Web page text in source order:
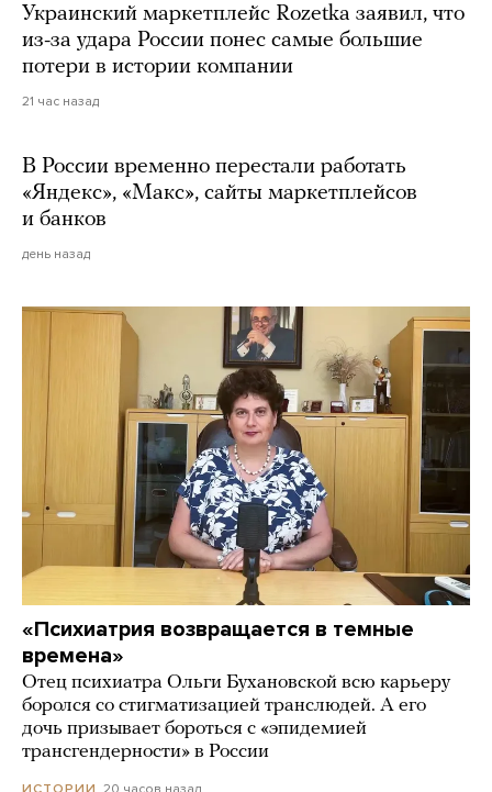
Украинский маркетплейс Rozetka заявил, что
из-за удара России понес самые большие
потери в истории компании
21 час назад
В России временно перестали работать
«Яндекс», «Макс», сайты маркетплейсов
и банков
день назад
«Психиатрия возвращается в темные
времена»
Отец психиатра Ольги Бухановской всю карьеру
боролся со стигматизацией транслюдей. А его
дочь призывает бороться с «эпидемией
трансгендерности» в России
ИСТОРИИ 20 часов назад